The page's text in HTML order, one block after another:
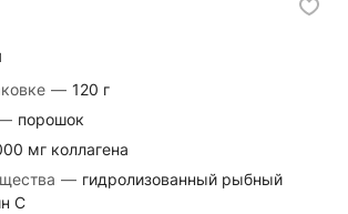
— 120 г
порошок
мг коллагена
— гидролизованный рыбный
С